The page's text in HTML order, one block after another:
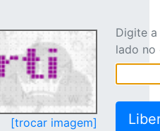
[trocar imagem]
Digite
lado no